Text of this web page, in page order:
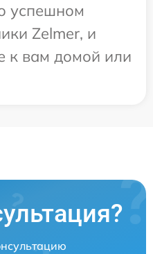
успешном
Zelmer, и
к вам домой или